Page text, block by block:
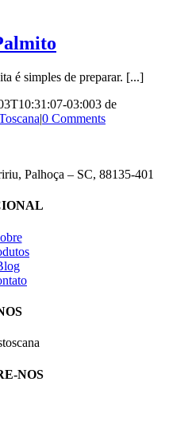
é simples de preparar. [...]
03:003 de
|0 Comments
Palhoça – SC, 88135-401
NOS